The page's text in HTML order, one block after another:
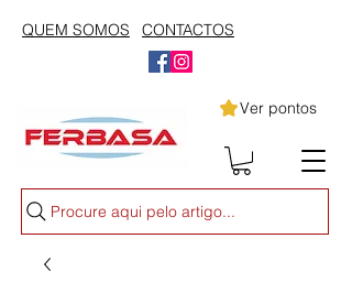
QUEM SOMOS CONTACTOS
Ver pontos
Procure aqui pelo artigo...